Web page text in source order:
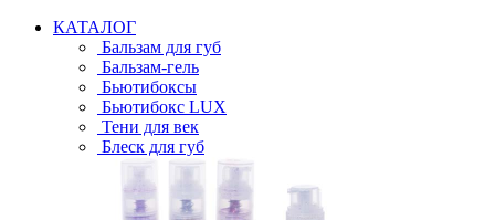
КАТАЛОГ
Бальзам для губ
Бальзам-гель
Бьютибоксы
Бьютибокс LUX
Тени для век
Блеск для губ